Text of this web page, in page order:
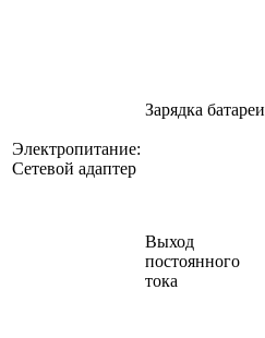
Электропитание:
Сетевой адаптер
Зарядка батареи
Выход
постоянного
тока